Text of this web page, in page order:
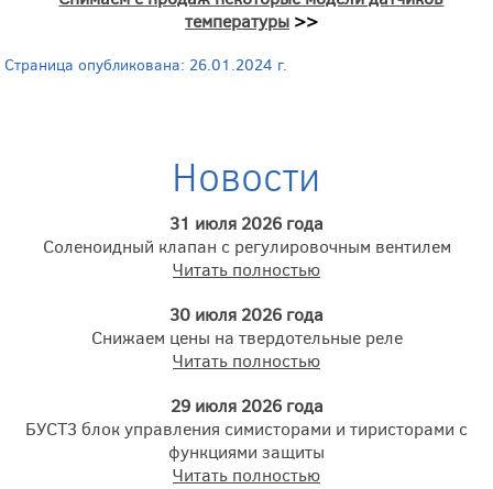
температуры>>
Страница опубликована: 26.01.2024 г.
Новости
31 июля 2026 года
Соленоидный клапан с регулировочным вентилем
Читать полностью
30 июля 2026 года
Снижаем цены на твердотельные реле
Читать полностью
29 июля 2026 года
БУСТ3 блок управления симисторами и тиристорами с
функциями защиты
Читать полностью